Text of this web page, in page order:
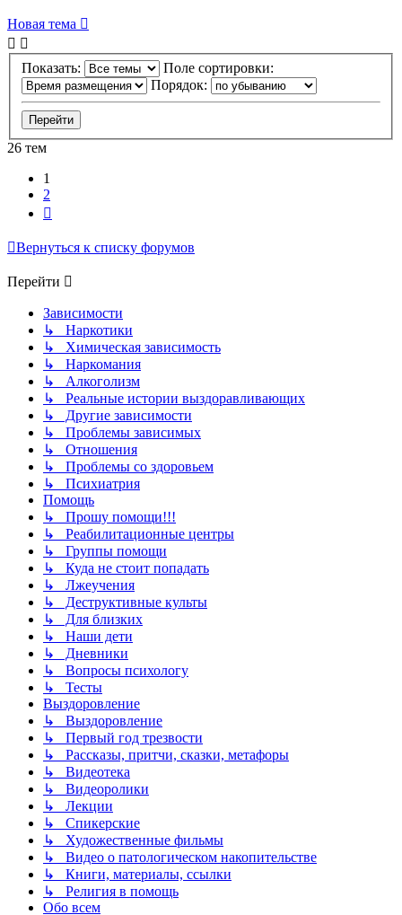
Новая
тема
Новая тема
Показать:
Поле сортировки:
Порядок:
26 тем
1
2
Вернуться к списку форумов
Перейти
Зависимости
↳ Наркотики
↳ Химическая зависимость
↳ Наркомания
↳ Алкоголизм
↳ Реальные истории выздоравливающих
↳ Другие зависимости
↳ Проблемы зависимых
↳ Отношения
↳ Проблемы со здоровьем
↳ Психиатрия
Помощь
↳ Прошу помощи!!!
↳ Реабилитационные центры
↳ Группы помощи
↳ Куда не стоит попадать
↳ Лжеучения
↳ Деструктивные культы
↳ Для близких
↳ Наши дети
↳ Дневники
↳ Вопросы психологу
↳ Тесты
Выздоровление
↳ Выздоровление
↳ Первый год трезвости
↳ Рассказы, притчи, сказки, метафоры
↳ Видеотека
↳ Видеоролики
↳ Лекции
↳ Спикерские
↳ Художественные фильмы
↳ Видео о патологическом накопительстве
↳ Книги, материалы, ссылки
↳ Религия в помощь
Обо всем